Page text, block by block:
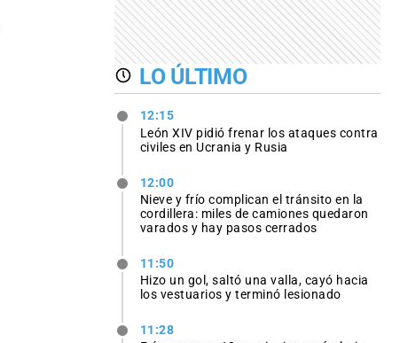
LO ÚLTIMO
12:15
León XIV pidió frenar los ataques contra
civiles en Ucrania y Rusia
12:00
Nieve y frío complican el tránsito en la
cordillera: miles de camiones quedaron
varados y hay pasos cerrados
11:50
Hizo un gol, saltó una valla, cayó hacia
los vestuarios y terminó lesionado
11:28